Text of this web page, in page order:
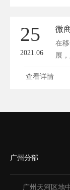
25
2021.06
微
在
展
现
查看详情
广州分部
广州天河区地